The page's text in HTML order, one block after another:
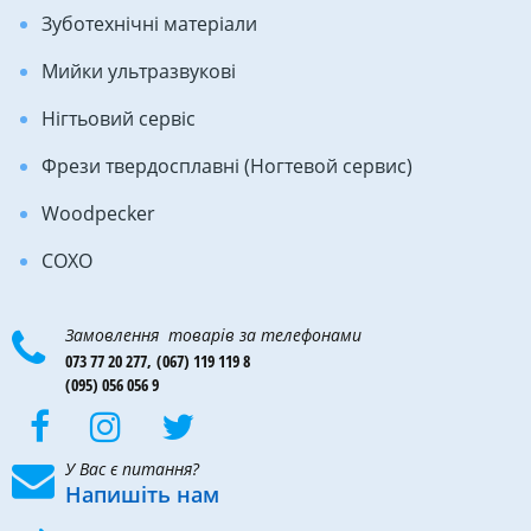
Зуботехнічні матеріали
Мийки ультразвукові
Нігтьовий сервіс
Фрези твердосплавні (Ногтевой сервис)
Woodpecker
COXO
Замовлення товарів за телефонами
073 77 20 277, (067) 119 119 8
(095) 056 056 9
У Вас є питання?
Напишіть нам